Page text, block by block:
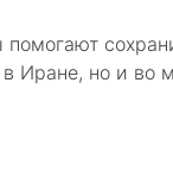
но и во